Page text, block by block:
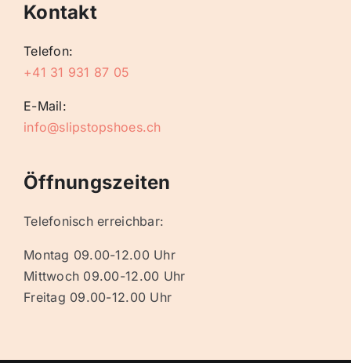
Kontakt
Telefon:
+41 31 931 87 05
E-Mail:
info@slipstopshoes.ch
Öffnungszeiten
Telefonisch erreichbar:
Montag 09.00-12.00 Uhr
Mittwoch 09.00-12.00 Uhr
Freitag 09.00-12.00 Uhr